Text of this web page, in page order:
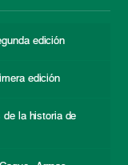
edición
edición
de la historia de